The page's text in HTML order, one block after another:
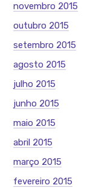
novembro 2015
outubro 2015
setembro 2015
agosto 2015
julho 2015
junho 2015
maio 2015
abril 2015
março 2015
fevereiro 2015